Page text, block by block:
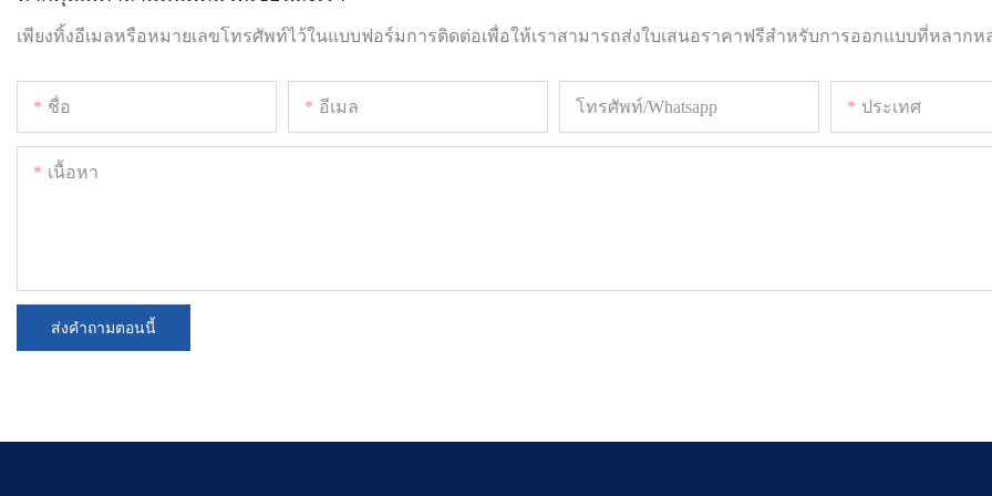
เพียงทิ้งอีเมลหรือหมายเลขโทรศัพท์ไว้ในแบบฟอร์มการติดต่อเพื่อให้เราสามารถส่งใบเสนอราคาฟรีสำหรับการออกแบบที่หลากห
ชื่อ อีเมล โทรศัพท์/whatsapp ประเทศ
เนื้อหา
ส่งคำถามตอนนี้